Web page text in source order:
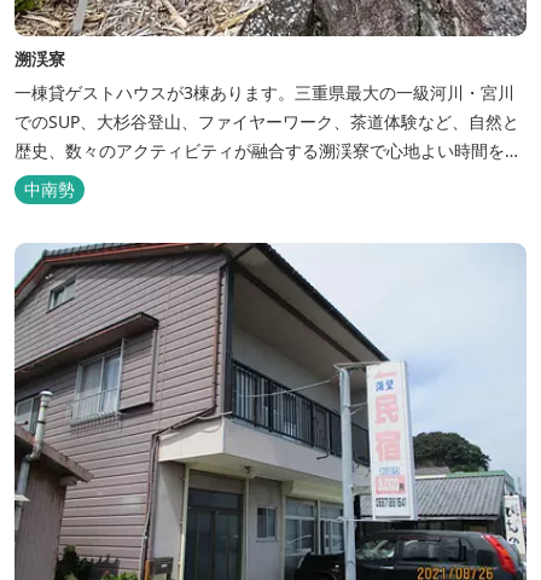
溯渓寮
一棟貸ゲストハウスが3棟あります。三重県最大の一級河川・宮川
でのSUP、大杉谷登山、ファイヤーワーク、茶道体験など、自然と
歴史、数々のアクティビティが融合する溯渓寮で心地よい時間をお
過ごしください。 溯渓寮A棟は、22㎡の広々としたLDKを有する清
潔な宿泊棟です。大きな窓からは四季折々の美しい風景を眺望で
き、夏場はウッドデッキ、冬場は薪ストーブと、季節を感じながら
の滞在が可能です。落ち...
中南勢